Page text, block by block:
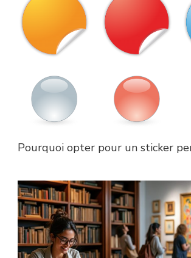
Pourquoi opter pour un sticker